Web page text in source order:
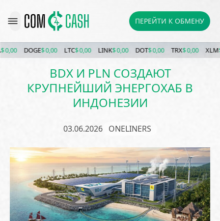
ПЕРЕЙТИ К ОБМЕНУ
DOGE$ 0,00 LTC$ 0,00 LINK$ 0,00 DOT$ 0,00 TRX$ 0,00 XLM$
BDX И PLN СОЗДАЮТ
КРУПНЕЙШИЙ ЭНЕРГОХАБ В
ИНДОНЕЗИИ
03.06.2026 ONELINERS